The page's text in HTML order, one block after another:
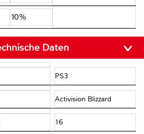
10%
Daten
PS3
Activision Blizzard
16